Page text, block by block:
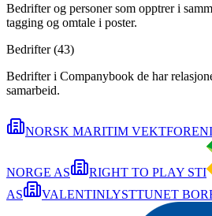
Bedrifter og personer som opptrer i
tagging og omtale i poster.
Bedrifter (43)
Bedrifter i Companybook de har
samarbeid.
NORSK MARITIM
NORGE AS RIGHT TO PLAY STI
AS
VALENTINLYSTTUNET